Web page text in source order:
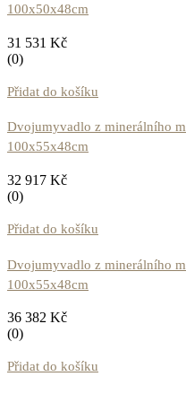
100x50x48cm
31 531 Kč
(0)
Přidat do košíku
Dvojumyvadlo z minerálního
100x55x48cm
32 917 Kč
(0)
Přidat do košíku
Dvojumyvadlo z minerálního
100x55x48cm
36 382 Kč
(0)
Přidat do košíku